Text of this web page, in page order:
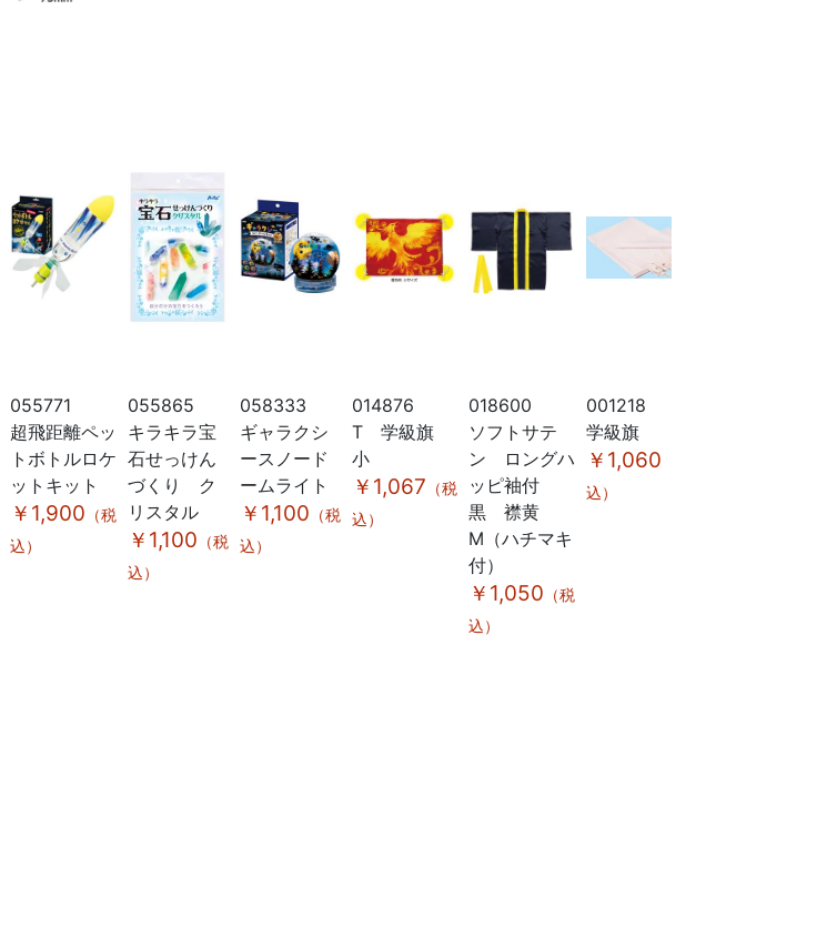
055771
超飛距離ペッ
トボトルロケ
ットキット
￥1,900 （税
込）
055865
キラキラ宝
石せっけん
づくり ク
リスタル
￥1,100 （税
込）
058333
ギャラクシ
ースノード
ームライト
￥1,100 （税
込）
014876
T 学級旗
小
￥1,067 （税
込）
018600
ソフトサテ
ン ロングハ
ッピ袖付
黒 襟黄
M（ハチマキ
付）
￥1,050 （税
込）
001218
学級旗
￥1,060
込）